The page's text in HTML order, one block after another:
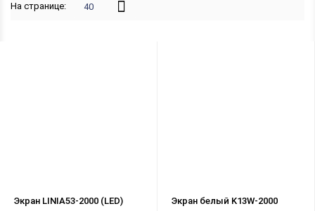
На странице: 40
Экран LINIA53-2000 (LED) Экран белый K13W-2000